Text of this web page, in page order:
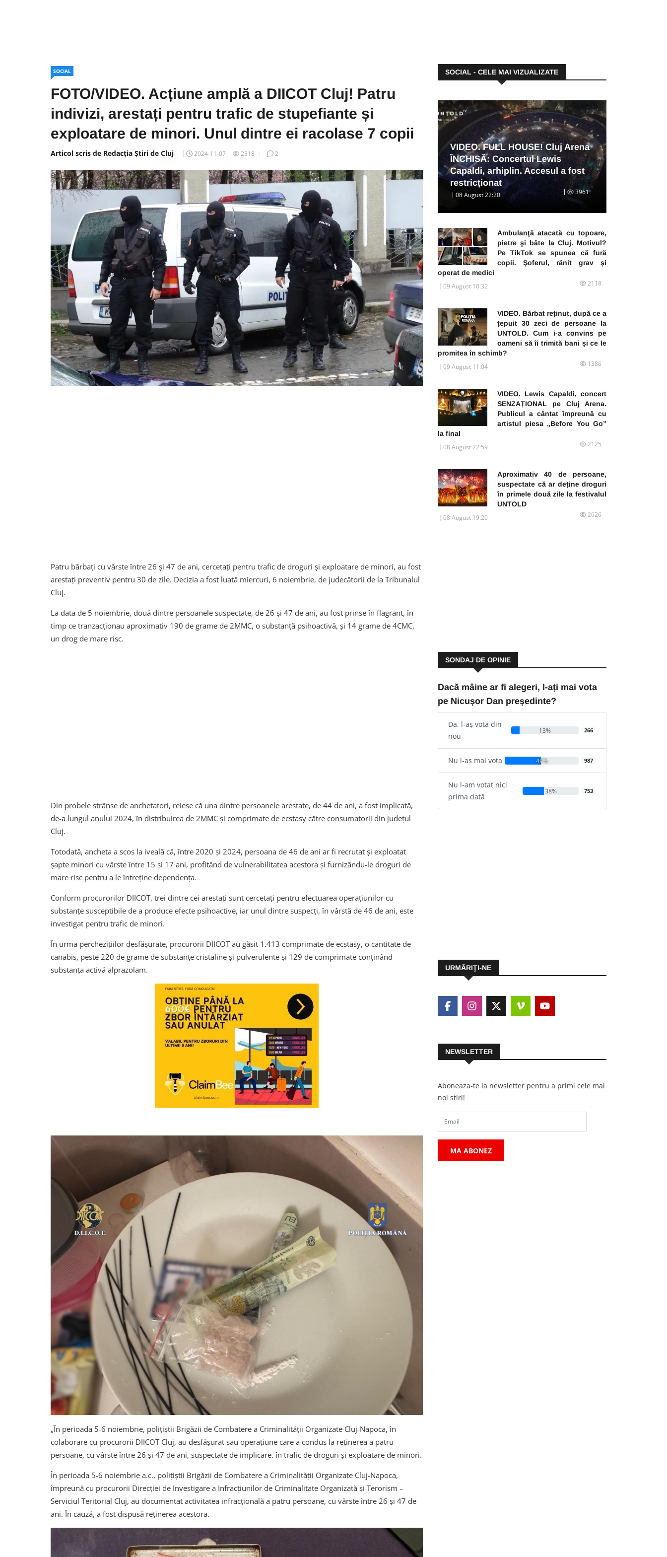
SOCIAL
FOTO/VIDEO. Acțiune amplă a DIICOT Cluj! Patru
indivizi, arestați pentru trafic de stupefiante și
exploatare de minori. Unul dintre ei racolase 7 copii
Articol scris de Redacția Știri de Cluj 2024-11-07 2318 2
Patru bărbați cu vârste între 26 și 47 de ani, cercetați pentru trafic de droguri și exploatare de minori, au fost
arestați preventiv pentru 30 de zile. Decizia a fost luată miercuri, 6 noiembrie, de judecătorii de la Tribunalul
Cluj.
La data de 5 noiembrie, două dintre persoanele suspectate, de 26 și 47 de ani, au fost prinse în flagrant, în
timp ce tranzacționau aproximativ 190 de grame de 2MMC, o substanță psihoactivă, și 14 grame de 4CMC,
un drog de mare risc.
Din probele strânse de anchetatori, reiese că una dintre persoanele arestate, de 44 de ani, a fost implicată,
de-a lungul anului 2024, în distribuirea de 2MMC și comprimate de ecstasy către consumatorii din județul
Cluj.
Totodată, ancheta a scos la iveală că, între 2020 și 2024, persoana de 46 de ani ar fi recrutat și exploatat
șapte minori cu vârste între 15 și 17 ani, profitând de vulnerabilitatea acestora și furnizându-le droguri de
mare risc pentru a le întreține dependența.
Conform procurorilor DIICOT, trei dintre cei arestați sunt cercetați pentru efectuarea operațiunilor cu
substanțe susceptibile de a produce efecte psihoactive, iar unul dintre suspecți, în vârstă de 46 de ani, este
investigat pentru trafic de minori.
În urma perchezițiilor desfășurate, procurorii DIICOT au găsit 1.413 comprimate de ecstasy, o cantitate de
canabis, peste 220 de grame de substanțe cristaline și pulverulente și 129 de comprimate conținând
substanța activă alprazolam.
„În perioada 5-6 noiembrie, polițiștii Brigăzii de Combatere a Criminalității Organizate Cluj-Napoca, în
colaborare cu procurorii DIICOT Cluj, au desfășurat sau operațiune care a condus la reținerea a patru
persoane, cu vârste între 26 și 47 de ani, suspectate de implicare. în trafic de droguri și exploatare de minori.
În perioada 5-6 noiembrie a.c., polițiștii Brigăzii de Combatere a Criminalității Organizate Cluj-Napoca,
împreună cu procurorii Direcției de Investigare a Infracțiunilor de Criminalitate Organizată și Terorism –
Serviciul Teritorial Cluj, au documentat activitatea infracțională a patru persoane, cu vârste între 26 și 47 de
ani. În cauză, a fost dispusă reținerea acestora.
SOCIAL - CELE MAI VIZUALIZATE
VIDEO. FULL HOUSE! Cluj Arena
ÎNCHISĂ: Concertul Lewis
Capaldi, arhiplin. Accesul a fost
restricționat
08 August 22:20 3961
Ambulanţă atacată cu topoare,
pietre şi bâte la Cluj. Motivul?
Pe TikTok se spunea că fură
copii. Șoferul, rănit grav și
operat de medici
09 August 10:32 2118
VIDEO. Bărbat reținut, după ce a
țepuit 30 zeci de persoane la
UNTOLD. Cum i-a convins pe
oameni să îi trimită bani și ce le
promitea în schimb?
09 August 11:04 1386
VIDEO. Lewis Capaldi, concert
SENZAȚIONAL pe Cluj Arena.
Publicul a cântat împreună cu
artistul piesa „Before You Go”
la final
08 August 22:59 2125
Aproximativ 40 de persoane,
suspectate că ar deține droguri
în primele două zile la festivalul
UNTOLD
08 August 19:20 2626
SONDAJ DE OPINIE
Dacă mâine ar fi alegeri, l-ați mai vota
pe Nicușor Dan președinte?
Da, l-aș vota din
nou
13% 266
Nu l-aș mai vota 49% 987
Nu l-am votat nici
prima dată
38% 753
URMĂRIŢI-NE
NEWSLETTER
Aboneaza-te la newsletter pentru a primi cele mai
noi stiri!
MA ABONEZ